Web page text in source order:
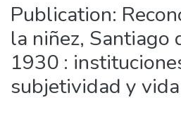
Publication:
la niñez, Santiago
1930 :
subjetividad y